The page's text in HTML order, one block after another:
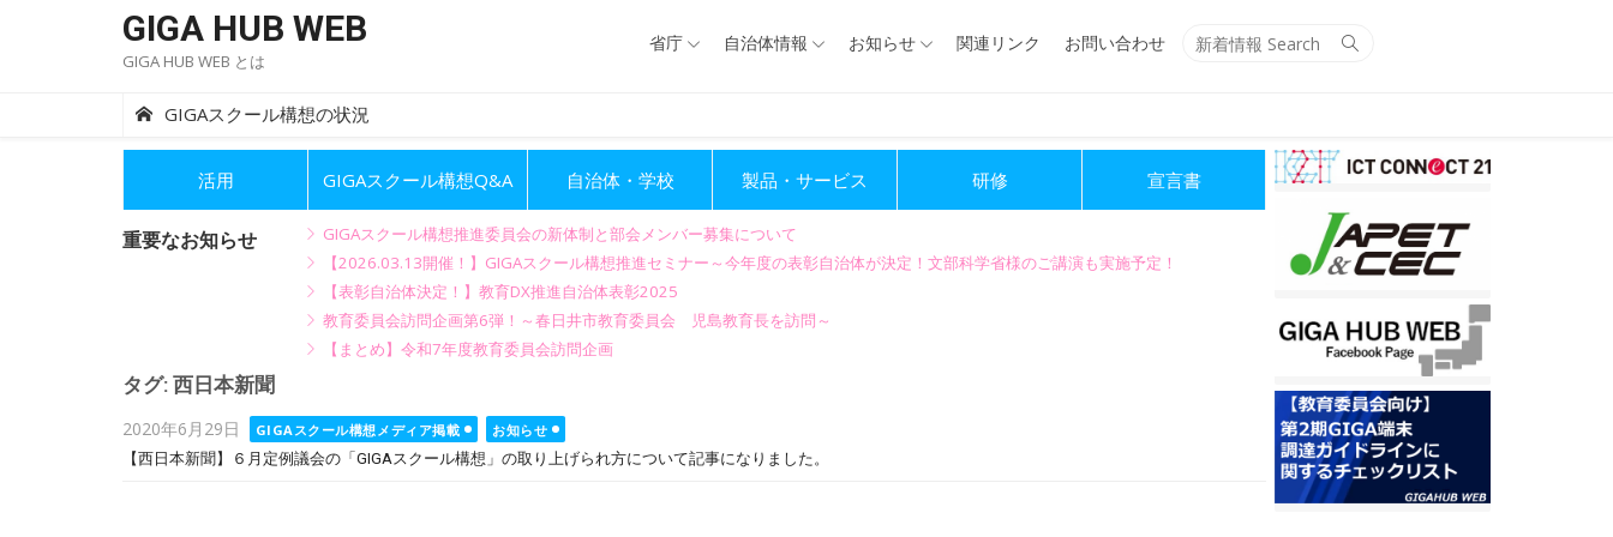
GIGA HUB WEB
GIGA HUB WEB とは
Search
省庁 自治体情報 お知らせ 関連リンク お問い合わせ
GIGAスクール構想の状況
活用 GIGAスクール構想Q&A 自治体・学校 製品・サービス 研修 宣言書
重要なお知らせ
GIGAスクール構想推進委員会の新体制と部会メンバー募集について
【2026.03.13開催！】GIGAスクール構想推進セミナー～今年度の表彰自治体が決定！文部科学省様のご講演も実施予定！
【表彰自治体決定！】教育DX推進自治体表彰2025
教育委員会訪問企画第6弾！～春日井市教育委員会 児島教育長を訪問～
【まとめ】令和7年度教育委員会訪問企画
タグ: 西日本新聞
Posted
on
2020年6月29日 GIGAスクール構想メディア掲載
お知らせ
【西日本新聞】６月定例議会の「GIGAスクール構想」の取り上げられ方について記事になりました。